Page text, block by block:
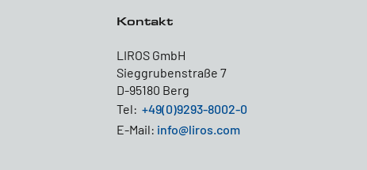
Kontakt
LIROS GmbH
Sieggrubenstraße 7
D-95180 Berg
Tel: +49(0)9293-8002-0
E-Mail: info@liros.com